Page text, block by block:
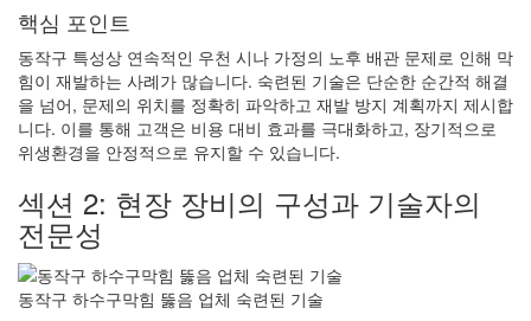
핵심 포인트
동작구 특성상 연속적인 우천 시나 가정의 노후 배관 문제로 인해 막
힘이 재발하는 사례가 많습니다. 숙련된 기술은 단순한 순간적 해결
을 넘어, 문제의 위치를 정확히 파악하고 재발 방지 계획까지 제시합
니다. 이를 통해 고객은 비용 대비 효과를 극대화하고, 장기적으로
위생환경을 안정적으로 유지할 수 있습니다.
섹션 2: 현장 장비의 구성과 기술자의
전문성
동작구 하수구막힘 뚫음 업체 숙련된 기술